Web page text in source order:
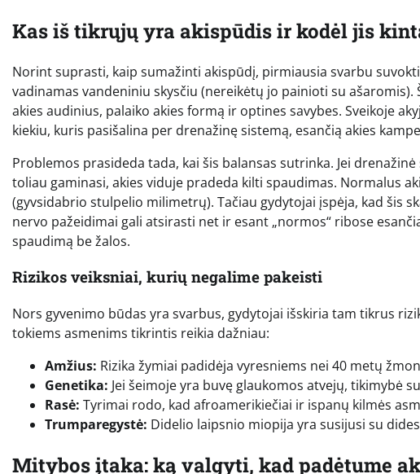
Kas iš tikrųjų yra akispūdis ir kodėl jis
Norint suprasti, kaip sumažinti akispūdį, pirmiausia svarbu
vadinamas vandeniniu skysčiu (nereikėtų jo painioti su
akies audinius, palaiko akies formą ir optines savybes. Sveikoje
kiekiu, kuris pasišalina per drenažinę sistemą, esančią akies
Problemos prasideda tada, kai šis balansas sutrinka. Jei
toliau gaminasi, akies viduje pradeda kilti spaudimas. Normalus
(gyvsidabrio stulpelio milimetrų). Tačiau gydytojai įspėja, kad šis
nervo pažeidimai gali atsirasti net ir esant „normos“ ribose
spaudimą be žalos.
Rizikos veiksniai, kurių negalime pakeisti
Nors gyvenimo būdas yra svarbus, gydytojai išskiria tam tikrus
tokiems asmenims tikrintis reikia dažniau:
Amžius: Rizika žymiai padidėja vyresniems nei 40 metų
Genetika: Jei šeimoje yra buvę glaukomos atvejų, tikimybė
Rasė: Tyrimai rodo, kad afroamerikiečiai ir ispanų kilmės
Trumparegystė: Didelio laipsnio miopija yra susijusi su
Mitybos įtaka: ką valgyti, kad padėtume